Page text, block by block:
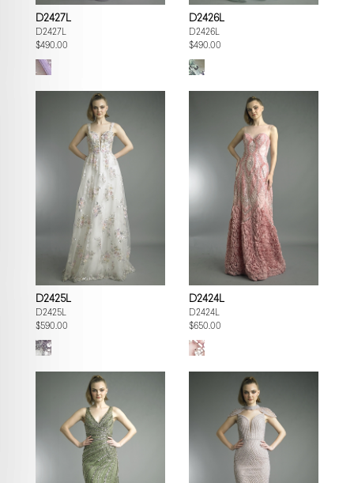
D2427L
D2427L
$490.00
D2426L
D2426L
$490.00
D2425L
D2425L
$590.00
D2424L
D2424L
$650.00